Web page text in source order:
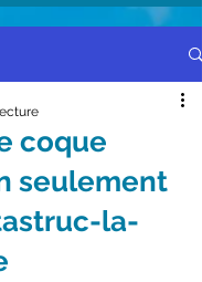
coque
seulement
la-